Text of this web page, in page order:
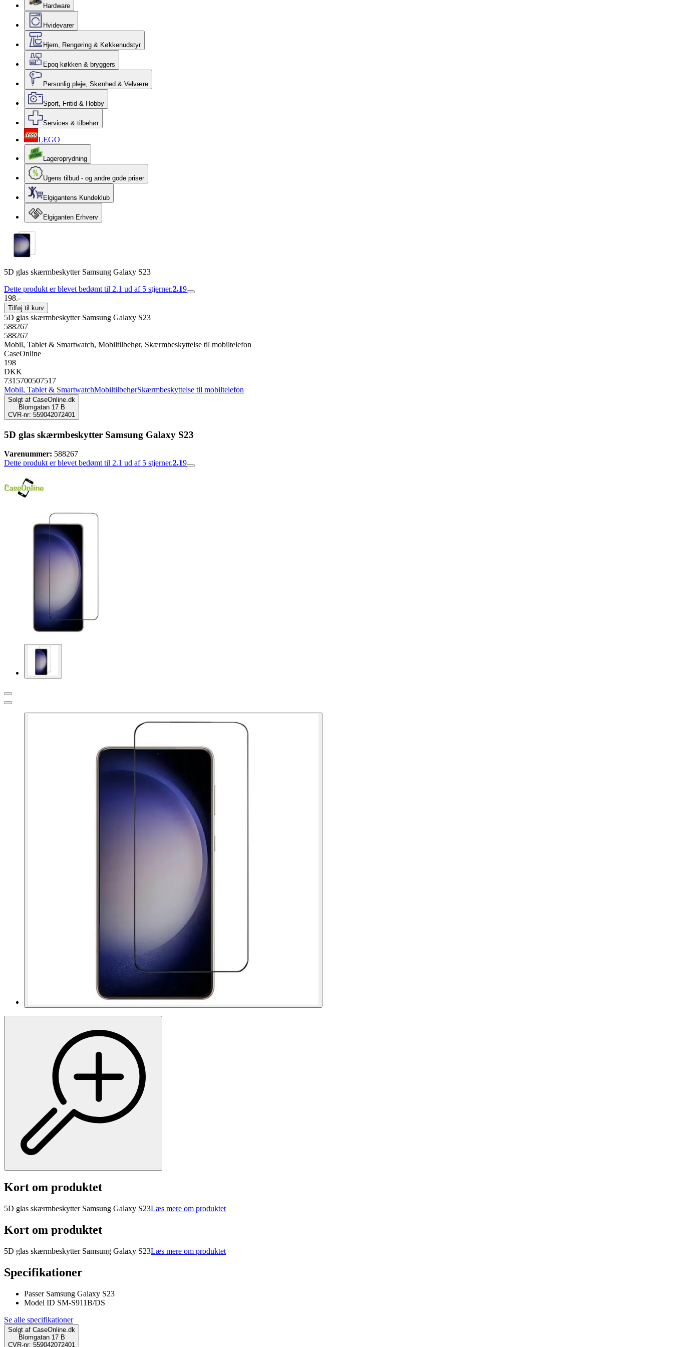
Hardware
Hvidevarer
Hjem, Rengøring & Køkkenudstyr
Epoq køkken & bryggers
Personlig pleje, Skønhed & Velvære
Sport, Fritid & Hobby
Services & tilbehør
LEGO
Lageroprydning
Ugens tilbud - og andre gode priser
Elgigantens Kundeklub
Elgiganten Erhverv
5D glas skærmbeskytter Samsung Galaxy S23
Dette produkt er blevet bedømt til 2.1 ud af 5 stjerner.2.19
198.-
Tilføj til kurv
5D glas skærmbeskytter Samsung Galaxy S23
588267
588267
Mobil, Tablet & Smartwatch, Mobiltilbehør, Skærmbeskyttelse til mobiltelefon
CaseOnline
198
DKK
7315700507517
Mobil, Tablet & SmartwatchMobiltilbehørSkærmbeskyttelse til mobiltelefon
Solgt af CaseOnline.dk
Blomgatan 17 B
CVR-nr: 559042072401
5D glas skærmbeskytter Samsung Galaxy S23
Varenummer: 588267
Dette produkt er blevet bedømt til 2.1 ud af 5 stjerner.2.19
Kort om produktet
5D glas skærmbeskytter Samsung Galaxy S23Læs mere om produktet
Kort om produktet
5D glas skærmbeskytter Samsung Galaxy S23Læs mere om produktet
Specifikationer
Passer Samsung Galaxy S23
Model ID SM-S911B/DS
Se alle specifikationer
Solgt af CaseOnline.dk
Blomgatan 17 B
CVR-nr: 559042072401